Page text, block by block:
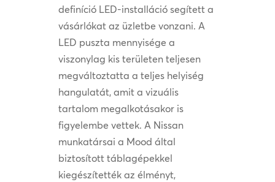
definíció LED-installáció segített a
vásárlókat az üzletbe vonzani. A
LED puszta mennyisége a
viszonylag kis területen teljesen
megváltoztatta a teljes helyiség
hangulatát, amit a vizuális
tartalom megalkotásakor is
figyelembe vettek. A Nissan
munkatársai a Mood által
biztosított táblagépekkel
kiegészítették az élményt,